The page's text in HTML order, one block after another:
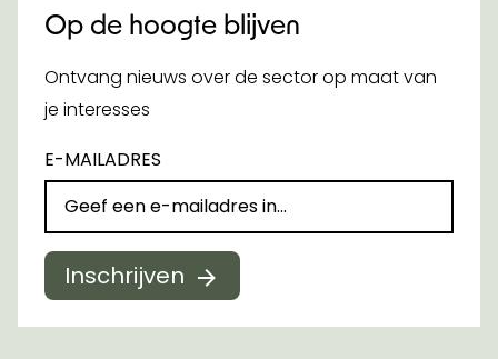
Op de hoogte blijven
Ontvang nieuws over de sector op maat van
je interesses
E-MAILADRES
Inschrijven